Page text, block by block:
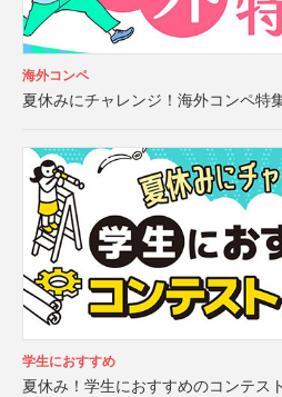
海外コンペ
夏休みにチャレンジ！海外コンペ特
学生におすすめ
夏休み！学生におすすめのコンテス